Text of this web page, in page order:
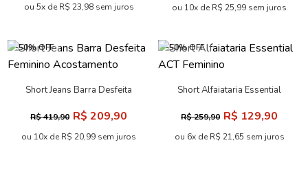
ou 5x de R$ 23,98 sem juros ou 10x de R$ 25,99 sem juros
-50% OFF
Short Jeans Barra Desfeita
R$ 419,90 R$ 209,90
ou 10x de R$ 20,99 sem juros
-50% OFF
Short Alfaiataria Essential
R$ 259,90 R$ 129,90
ou 6x de R$ 21,65 sem juros